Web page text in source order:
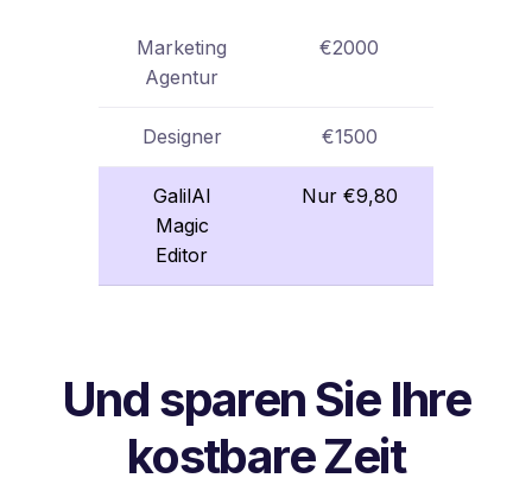
Marketing
Agentur
€2000
Designer €1500
GalilAI
Magic
Editor
Nur €9,80
Und sparen Sie Ihre
kostbare Zeit